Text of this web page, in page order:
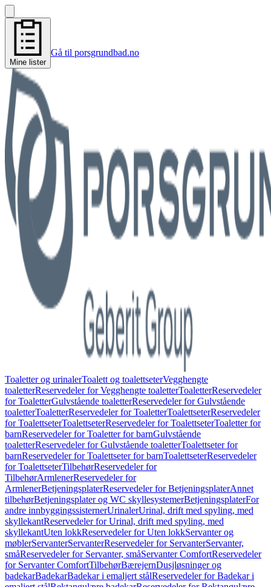
Mine lister
Gå til porsgrundbad.no
Toaletter og urinalerToalett og toalettseterVegghengte
toaletterReservedeler for Vegghengte toaletterToaletterReservedeler
for ToaletterGulvstående toaletterReservedeler for Gulvstående
toaletterToaletterReservedeler for ToaletterToalettseterReservedeler
for ToalettseterToalettseterReservedeler for ToalettseterToaletter for
barnReservedeler for Toaletter for barnGulvstående
toaletterReservedeler for Gulvstående toaletterToalettseter for
barnReservedeler for Toalettseter for barnToalettseterReservedeler
for ToalettseterTilbehørReservedeler for
TilbehørArmlenerReservedeler for
ArmlenerBetjeningsplaterReservedeler for BetjeningsplaterAnnet
tilbehørBetjeningsplater og WC skyllesystemerBetjeningsplaterFor
andre innbyggingssisternerUrinalerUrinal, drift med spyling, med
skyllekantReservedeler for Urinal, drift med spyling, med
skyllekantUten lokkReservedeler for Uten lokkServanter og
møblerServanterServanterReservedeler for ServanterServanter,
småReservedeler for Servanter, småServanter ComfortReservedeler
for Servanter ComfortTilbehørBærejernDusjløsninger og
badekarBadekarBadekar i emaljert stålReservedeler for Badekar i